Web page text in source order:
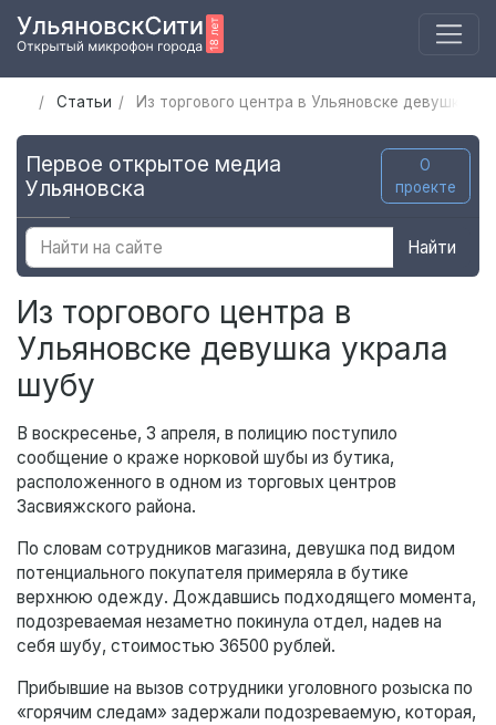
Статьи Из торгового центра в Ульяновске девушка
Первое открытое медиа
Ульяновска
О
проекте
Найти
Из торгового центра в
Ульяновске девушка украла
шубу
В воскресенье, 3 апреля, в полицию поступило
сообщение о краже норковой шубы из бутика,
расположенного в одном из торговых центров
Засвияжского района.
По словам сотрудников магазина, девушка под видом
потенциального покупателя примеряла в бутике
верхнюю одежду. Дождавшись подходящего момента,
подозреваемая незаметно покинула отдел, надев на
себя шубу, стоимостью 36500 рублей.
Прибывшие на вызов сотрудники уголовного розыска по
«горячим следам» задержали подозреваемую, которая,